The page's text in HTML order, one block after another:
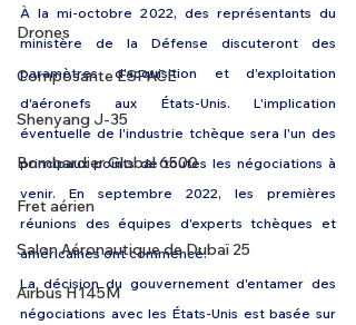
Drones
Composante ESPACE
Shenyang J-35
Bombardier Global 6500
Fret aérien
Salon Aéronautique de Dubaï 25
Airbus H145M
À la mi-octobre 2022, des représentants du
ministère de la Défense discuteront des
paramètres d'acquisition et d'exploitation
d'aéronefs aux États-Unis. L'implication
éventuelle de l'industrie tchèque sera l'un des
principaux points de toutes les négociations à
venir. En septembre 2022, les premières
réunions des équipes d'experts tchèques et
américaines ont commencé.
La décision du gouvernement d'entamer des
négociations avec les États-Unis est basée sur